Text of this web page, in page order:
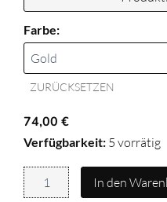
Farbe:
ZURÜCKSETZEN
74,00 €
Verfügbarkeit: 5 vorrätig
Halskette
LIA
Menge
In den